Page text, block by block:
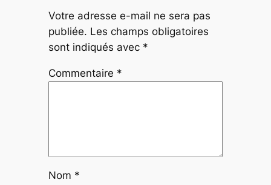
Votre adresse e-mail ne sera pas
publiée. Les champs obligatoires
sont indiqués avec *
Commentaire *
Nom *